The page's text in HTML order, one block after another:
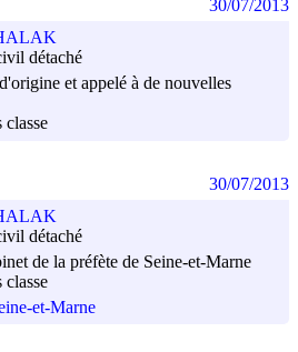
détaché
et appelé à de nouvelles
classe
30/07/2013
détaché
de la préfète de Seine-et-Marne
classe
et-Marne
30/07/2013